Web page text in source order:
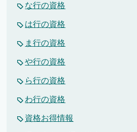
な行の資格
は行の資格
ま行の資格
や行の資格
ら行の資格
わ行の資格
資格お得情報